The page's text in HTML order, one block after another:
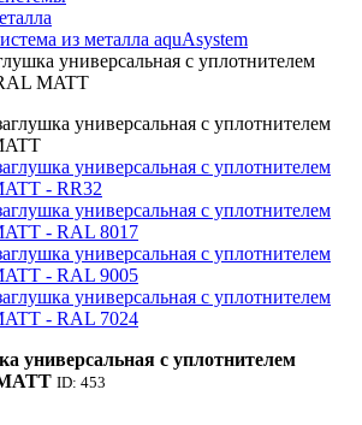
из металла aquAsystem
универсальная с уплотнителем
MATT
универсальная с уплотнителем
ID: 453